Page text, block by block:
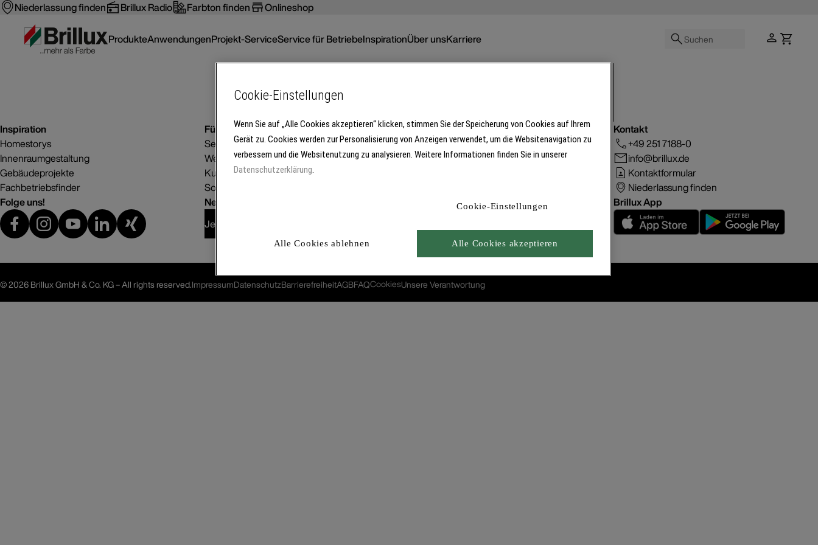
Niederlassung finden Brillux Radio Farbton finden Onlineshop
Suchen
ProdukteAnwendungenProjekt-ServiceService für BetriebeInspirationÜber unsKarriere
Inspiration
Homestorys
Innenraumgestaltung
Gebäudeprojekte
Fachbetriebsfinder
Für Betriebe
Service
Weiterbildung
Kunden gewinnen
Software
Unser Unternehmen
Karriere
Nachhaltigkeit
Kontakt
+49 251 7188-0
info@brillux.de
Kontaktformular
Niederlassung finden
Folge uns!
Newsletter abonnieren
Jetzt anmelden
Brillux Radio
Brillux App
©2026 Brillux GmbH & Co. KG – All rights reserved.ImpressumDatenschutzBarrierefreiheitAGBFAQCookiesUnsere Verantwortung
Cookie-Einstellungen
Wenn Sie auf „Alle Cookies akzeptieren“ klicken, stimmen Sie der Speicherung von Cookies auf Ihrem
Gerät zu. Cookies werden zur Personalisierung von Anzeigen verwendet, um die Websitenavigation zu
verbessern und die Websitenutzung zu analysieren. Weitere Informationen finden Sie in unserer
Datenschutzerklärung.
Cookie-Einstellungen
Alle Cookies ablehnen Alle Cookies akzeptieren